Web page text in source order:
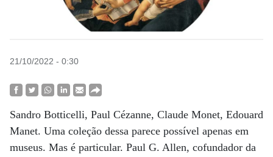
21/10/2022 - 0:30
Sandro Botticelli, Paul Cézanne, Claude Monet, Edouard
Manet. Uma coleção dessa parece possível apenas em
museus. Mas é particular. Paul G. Allen, cofundador da